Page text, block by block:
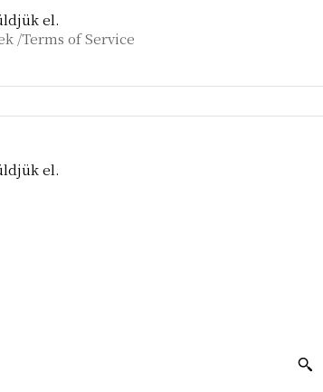
el.
/Terms of Service
el.